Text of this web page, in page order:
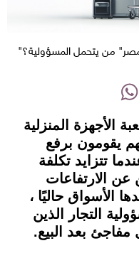
من يتحمل المسؤولية؟"
WhatsApp
المنزلية
يقومون برفع
تتزايد تكلفة
عن الارتفاعات
الأسواق حاليًا ،
التجار الذين
بعد البيع.